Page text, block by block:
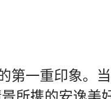
第一重印象。